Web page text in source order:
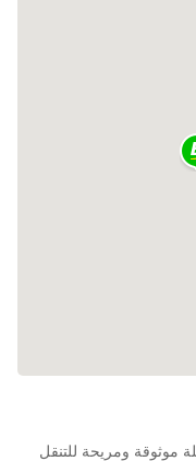
موثوقة ومريحة للتنقل